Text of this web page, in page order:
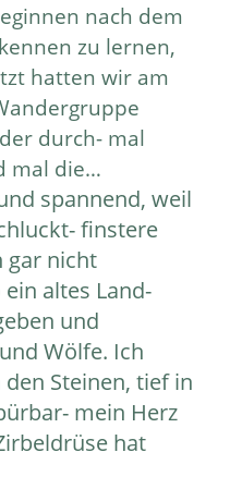
nach dem
zu lernen,
hatten wir am
durch- mal
mal die…
spannend, weil
finstere
gar nicht
altes Land-
und
Wölfe. Ich
Steinen, tief in
mein Herz
hat